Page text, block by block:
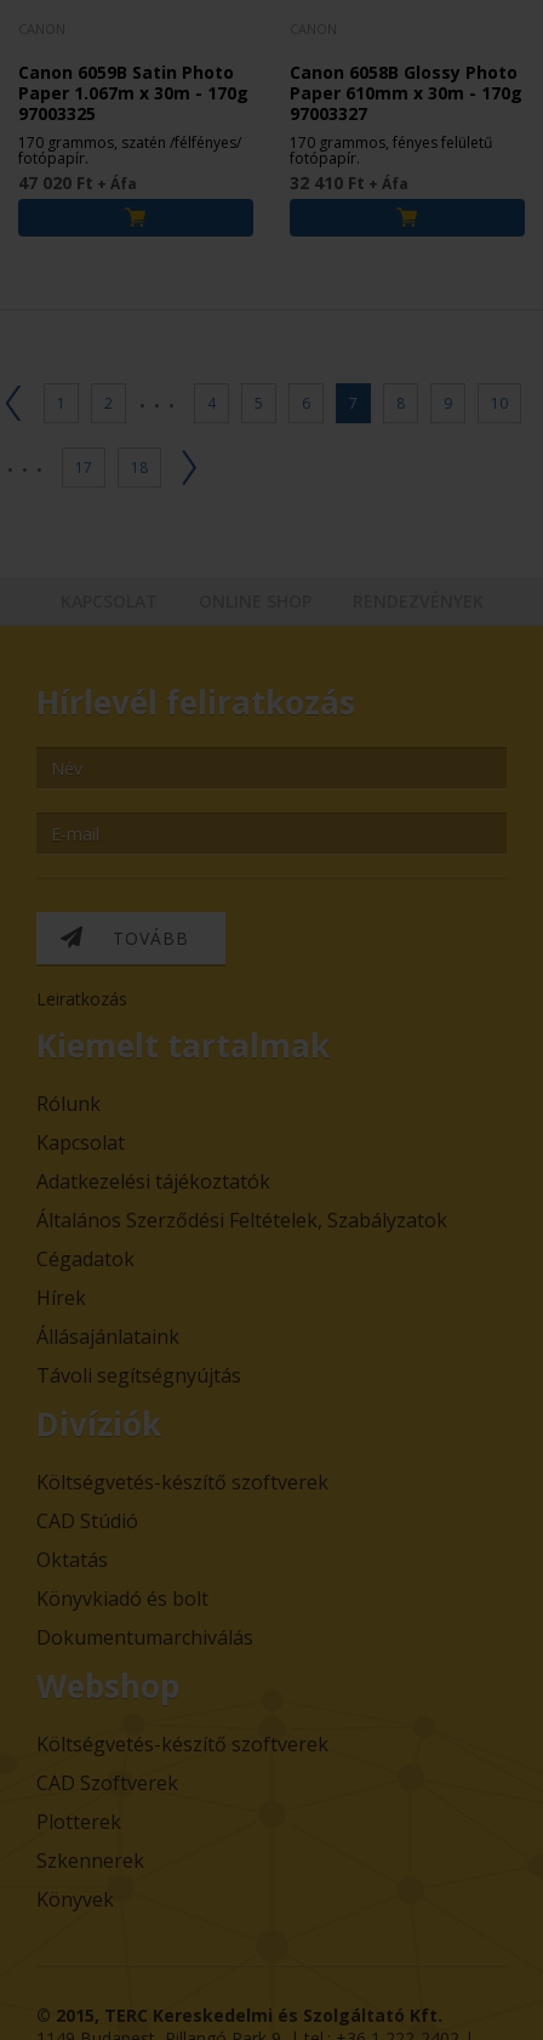
Canon 6059B Satin Photo
Paper 1.067m x 30m - 170g
97003325
170 grammos, szatén /félfényes/
fotópapír.
47 020 Ft + Áfa
Canon 6058B Glossy Photo
Paper 610mm x 30m - 170g
97003327
170 grammos, fényes felületű
fotópapír.
32 410 Ft + Áfa
1 2 ... 4 5 6 7 8 9 10
... 17 18
Hírlevél feliratkozás
TOVÁBB
Leiratkozás
Kiemelt tartalmak
Rólunk
Kapcsolat
Adatkezelési tájékoztatók
Általános Szerződési Feltételek, Szabályzatok
Cégadatok
Hírek
Állásajánlataink
Távoli segítségnyújtás
Divíziók
Költségvetés-készítő szoftverek
CAD Stúdió
Oktatás
Könyvkiadó és bolt
Dokumentumarchiválás
Webshop
Költségvetés-készítő szoftverek
CAD Szoftverek
Plotterek
Szkennerek
Könyvek
© 2015, TERC Kereskedelmi és Szolgáltató Kft.